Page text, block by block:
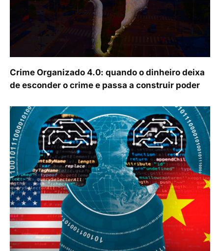
Crime Organizado 4.0: quando o dinheiro deixa
de esconder o crime e passa a construir poder